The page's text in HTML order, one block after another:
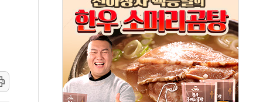
동
스톱'… 美 해상봉쇄 영향
체주 '활짝'
…나스닥 선물 1%대 상승
상 기대 후퇴